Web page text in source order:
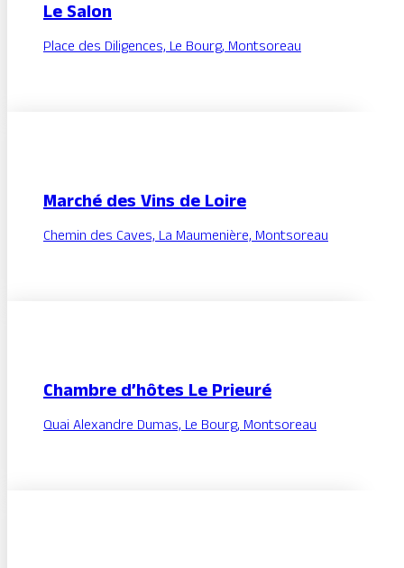
Le Salon
Place des Diligences, Le Bourg, Montsoreau
Marché des Vins de Loire
Chemin des Caves, La Maumenière, Montsoreau
Chambre d’hôtes Le Prieuré
Quai Alexandre Dumas, Le Bourg, Montsoreau